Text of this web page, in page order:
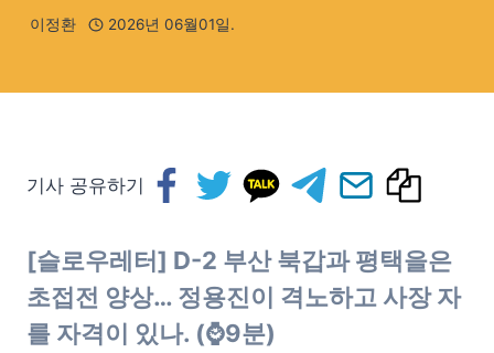
이정환 2026년 06월01일.
기사 공유하기
[슬로우레터] D-2 부산 북갑과 평택을은
초접전 양상… 정용진이 격노하고 사장 자
를 자격이 있나. (⌚9분)